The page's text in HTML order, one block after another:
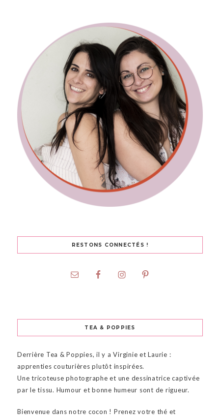
RESTONS CONNECTÉS !
TEA & POPPIES
Derrière Tea & Poppies, il y a Virginie et Laurie :
apprenties couturières plutôt inspirées.
Une tricoteuse photographe et une dessinatrice captivée
par le tissu. Humour et bonne humeur sont de rigueur.
Bienvenue dans notre cocon ! Prenez votre thé et